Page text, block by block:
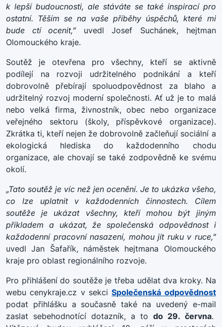
k lepší budoucnosti, ale stáváte se také inspirací pro
ostatní. Těším se na vaše příběhy úspěchů, které mi
bude ctí ocenit,”uvedl Josef Suchánek, hejtman
Olomouckého kraje.
Soutěž je otevřena pro všechny, kteří se aktivně
podílejí na rozvoji udržitelného podnikání a kteří
dobrovolně přebírají spoluodpovědnost za blaho a
udržitelný rozvoj moderní společnosti. Ať už je to malá
nebo velká firma, živnostník, obec nebo organizace
veřejného sektoru (školy, příspěvkové organizace).
Zkrátka ti, kteří nejen že dobrovolně začleňují sociální a
ekologická hlediska do každodenního chodu
organizace, ale chovají se také zodpovědně ke svému
okolí.
„Tato soutěž je víc než jen ocenění. Je to ukázka všeho,
co lze uplatnit v každodenních činnostech. Cílem
soutěže je ukázat všechny, kteří mohou být jiným
příkladem a ukázat, že společenská odpovědnost i
každodenní pracovní nasazení, mohou jít ruku v ruce,”
uvedl Jan Šafařík, náměstek hejtmana Olomouckého
kraje pro oblast regionálního rozvoje.
Pro přihlášení do soutěže je třeba udělat dva kroky. Na
webu cenykraje.cz v sekciSpolečenská odpovědnost
podat přihlášku a současně také na uvedený e-mail
zaslat sebehodnotící dotazník, a todo 29. června.